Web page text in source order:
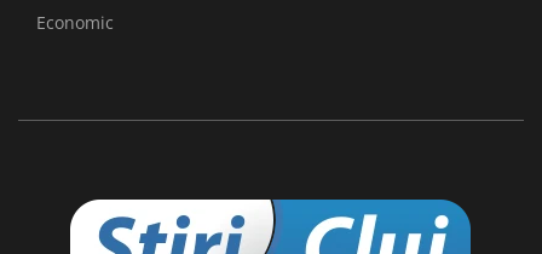
Economic